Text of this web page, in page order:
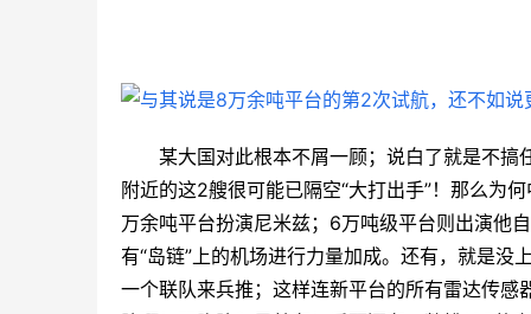
某大国对此根本不屑一顾；说白了就是不
附近的这2艘很可能已隔空“大打出手”！那么为
万余吨平台扮演尼米兹；6万吨级平台则出演他
有“岛链”上的机场进行力量加成。还有，就是没
一个联队来兵推；这样连新平台的所有雷达传